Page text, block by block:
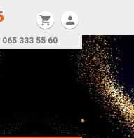
065 333 55 60
shopping_cart person